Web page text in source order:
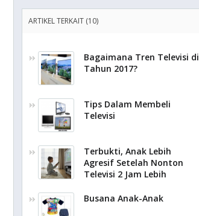
ARTIKEL TERKAIT (10)
Bagaimana Tren Televisi di
Tahun 2017?
Tips Dalam Membeli
Televisi
Terbukti, Anak Lebih
Agresif Setelah Nonton
Televisi 2 Jam Lebih
Busana Anak-Anak